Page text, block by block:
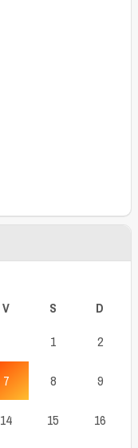
V S D
1 2
7 8 9
14 15 16